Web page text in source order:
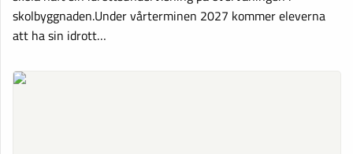
skolbyggnaden.Under vårterminen 2027 kommer eleverna
att ha sin idrott…